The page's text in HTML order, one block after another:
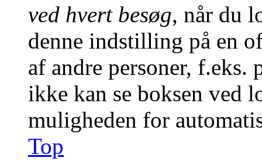
ved hvert besøg, når du
denne indstilling på en
af andre personer,
ikke kan se boksen ved
muligheden for
Top